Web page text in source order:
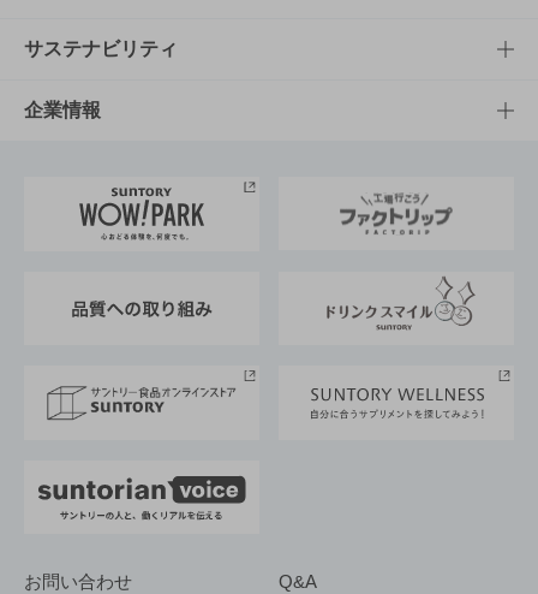
商品発売情報
栄養成分一覧
キャンペーン
工場見学
地域情報
文化・スポーツTOP
サントリーホール
サントリーサンバーズ大阪
サステナビリティ
サステナビリティTOP
サントリーが考えるサステナビリティ経営
企業情報
企業概要
採用情報
お問い合わせ Q&A